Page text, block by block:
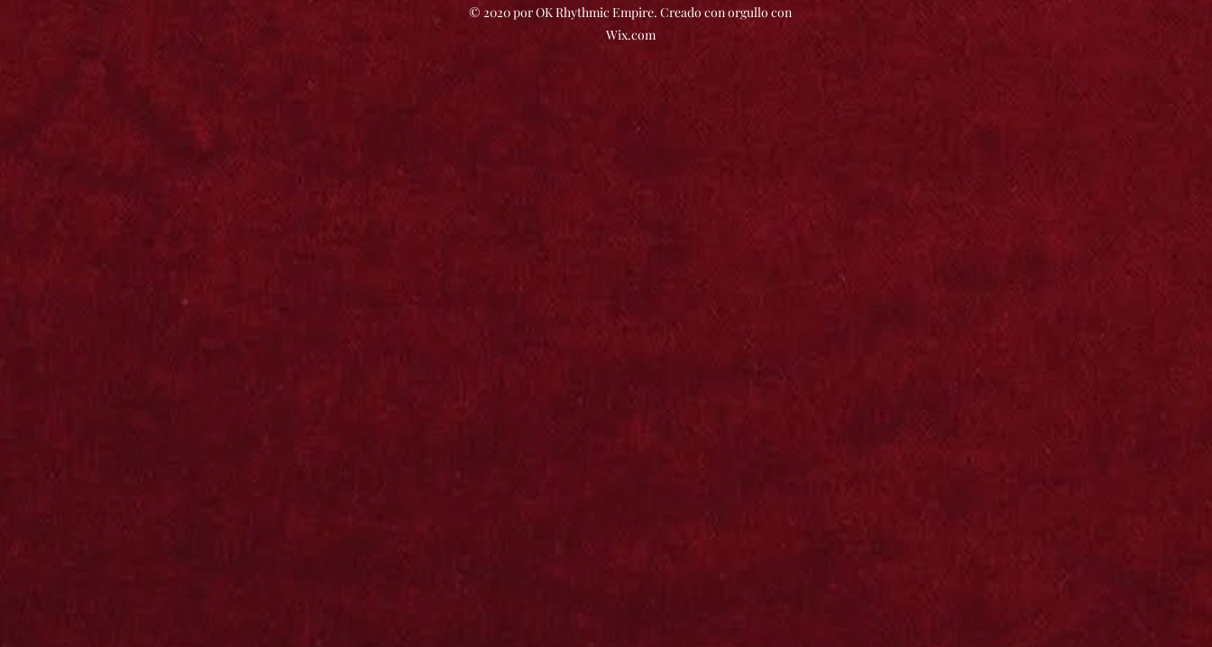
© 2020 por OK Rhythmic Empire. Creado con orgullo con
Wix.com